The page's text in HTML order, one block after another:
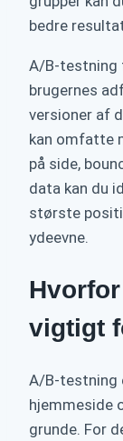
bedre
A/B-testning
brugernes
versioner af
kan omfatte
på side,
data kan du
største
ydeevne.
vigtigt
A/B-testning
hjemmeside
grunde. For